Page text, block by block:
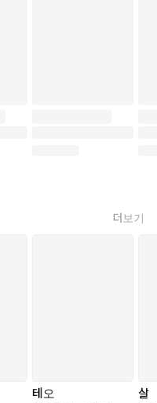
더보기
테오 살